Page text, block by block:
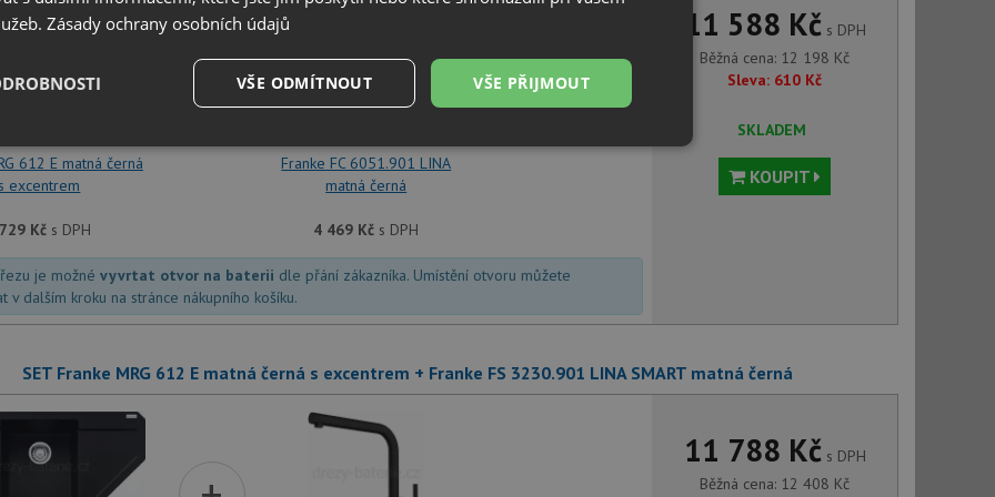
612 E matná černá
excentrem
Kč s DPH
+
Franke FC 6051.901 LINA
matná černá
4 469 Kč s DPH
11 588 Kčs DPH
Běžná cena: 12 198 Kč
Sleva: 610 Kč
SKLADEM
KOUPIT
je možné vyvrtat otvor na baterii dle přání zákazníka. Umístění otvoru můžete
v dalším kroku na stránce nákupního košíku.
SET Franke MRG 612 E matná černá s excentrem + Franke FS 3230.901 LINA SMART matná černá
11 788 Kčs DPH
Běžná cena: 12 408 Kč
Zásady ochrany osobních údajů
VŠE PŘIJMOUT
VŠE ODMÍTNOUT
Výkonové
soubory
Soubory cílení Funkční soubory
Nezařazené
soubory Výkonové soubory Soubory cílení Funkční soubory Nezařazené soubory
cookie umožňují základní funkce webových stránek, jako je přihlášení uživatele a správa účtu. Webové
nutných souborů cookie správně používat.
Poskytovatel/
.drezy-franke.cz
4 týdny 2
dny
mají přístup k webové stránce, aby sledovala používání a zlepšila